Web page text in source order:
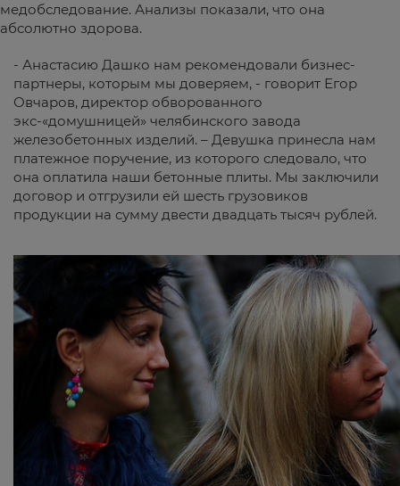
медобследование. Анализы показали, что она
абсолютно здорова.
- Анастасию Дашко нам рекомендовали бизнес-
партнеры, которым мы доверяем, - говорит Егор
Овчаров, директор обворованного
экс-«домушницей» челябинского завода
железобетонных изделий. – Девушка принесла нам
платежное поручение, из которого следовало, что
она оплатила наши бетонные плиты. Мы заключили
договор и отгрузили ей шесть грузовиков
продукции на сумму двести двадцать тысяч рублей.